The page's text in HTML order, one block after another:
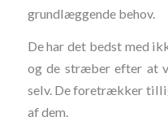
grundlæggende behov.
De har det bedst med
og de stræber efter at
selv. De foretrækker
af dem.